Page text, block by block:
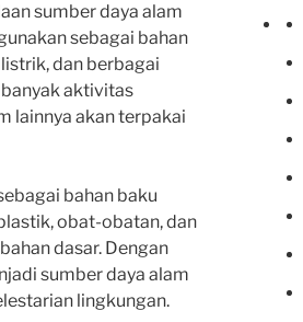
sumber daya alam
sebagai bahan
dan berbagai
aktivitas
lainnya akan terpakai
bahan baku
obat-obatan, dan
dasar. Dengan
sumber daya alam
lingkungan.